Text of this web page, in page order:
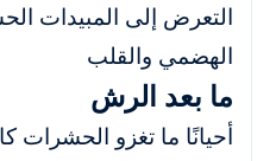
التعرض إلى المبيدات
الهضمي والقلب
ما بعد الرش
أحيانًا ما تغزو الحشرات